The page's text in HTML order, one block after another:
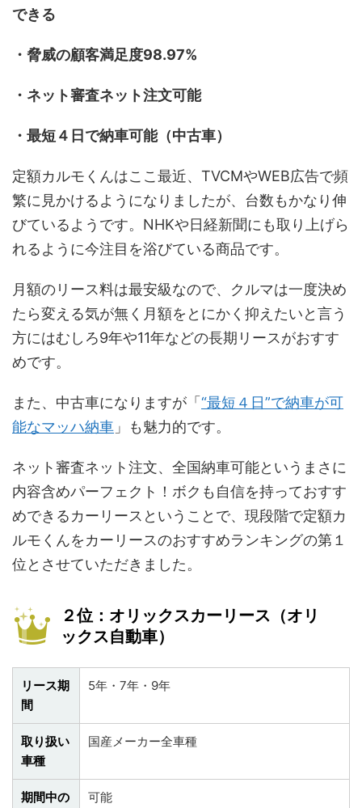
できる
・脅威の顧客満足度98.97%
・ネット審査ネット注文可能
・最短４日で納車可能（中古車）
定額カルモくんはここ最近、TVCMやWEB広告で頻
繁に見かけるようになりましたが、台数もかなり伸
びているようです。NHKや日経新聞にも取り上げら
れるように今注目を浴びている商品です。
月額のリース料は最安級なので、クルマは一度決め
たら変える気が無く月額をとにかく抑えたいと言う
方にはむしろ9年や11年などの長期リースがおすす
めです。
また、中古車になりますが「 “最短４日”で納車が可
能なマッハ納車 」も魅力的です。
ネット審査ネット注文、全国納車可能というまさに
内容含めパーフェクト！ボクも自信を持っておすす
めできるカーリースということで、現段階で定額カ
ルモくんをカーリースのおすすめランキングの第１
位とさせていただきました。
２位：オリックスカーリース（オリ
ックス自動車）
リース期
間
5年・7年・9年
取り扱い
車種
国産メーカー全車種
期間中の
可能